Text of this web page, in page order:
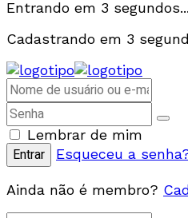
Entrando em 3 segundos...
Cadastrando em 3
Lembrar de mim
Esqueceu a
Ainda não é membro?